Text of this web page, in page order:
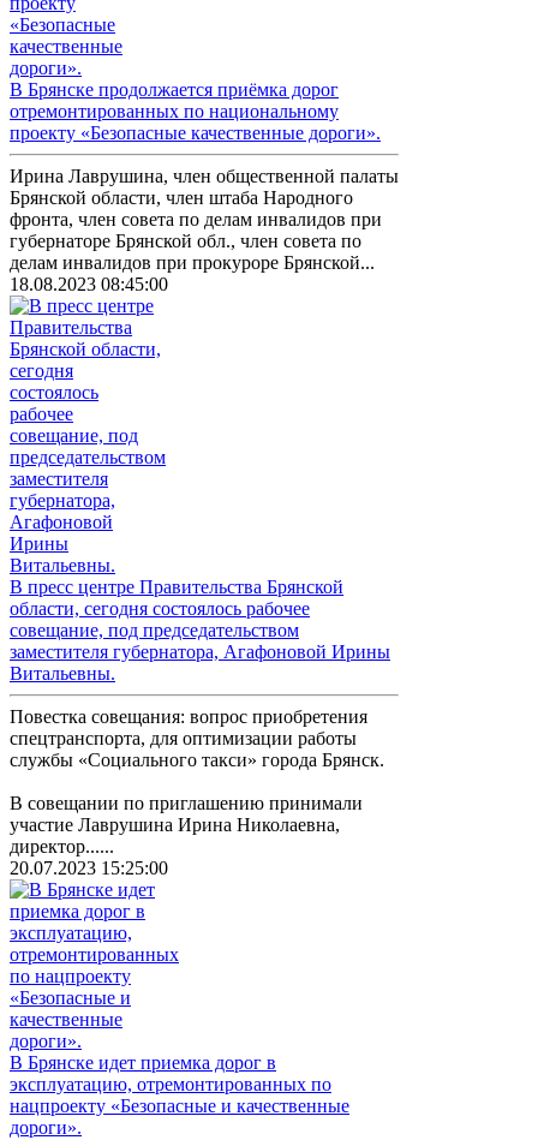
В Брянске продолжается приёмка дорог
отремонтированных по национальному
проекту «Безопасные качественные дороги».
Ирина Лаврушина, член общественной палаты
Брянской области, член штаба Народного
фронта, член совета по делам инвалидов при
губернаторе Брянской обл., член совета по
делам инвалидов при прокуроре Брянской...
18.08.2023 08:45:00
В пресс центре Правительства Брянской
области, сегодня состоялось рабочее
совещание, под председательством
заместителя губернатора, Агафоновой Ирины
Витальевны.
Повестка совещания: вопрос приобретения
спецтранспорта, для оптимизации работы
службы «Социального такси» города Брянск.
В совещании по приглашению принимали
участие Лаврушина Ирина Николаевна,
директор......
20.07.2023 15:25:00
В Брянске идет приемка дорог в
эксплуатацию, отремонтированных по
нацпроекту «Безопасные и качественные
дороги».